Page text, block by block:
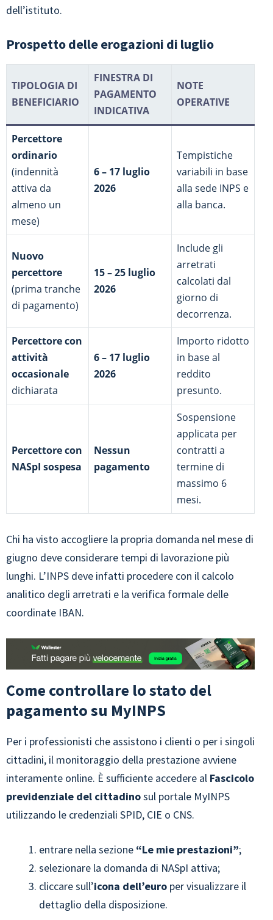
dell’istituto.
Prospetto delle erogazioni di luglio
TIPOLOGIA DI
BENEFICIARIO
FINESTRA DI
PAGAMENTO
INDICATIVA
NOTE
OPERATIVE
Percettore
ordinario
(indennità
attiva da
almeno un
mese)
6 – 17 luglio
2026
Tempistiche
variabili in base
alla sede INPS e
alla banca.
Nuovo
percettore
(prima tranche
di pagamento)
15 – 25 luglio
2026
Include gli
arretrati
calcolati dal
giorno di
decorrenza.
Percettore con
attività
occasionale
dichiarata
6 – 17 luglio
2026
Importo ridotto
in base al
reddito
presunto.
Percettore con
NASpI sospesa
Nessun
pagamento
Sospensione
applicata per
contratti a
termine di
massimo 6
mesi.
Chi ha visto accogliere la propria domanda nel mese di
giugno deve considerare tempi di lavorazione più
lunghi. L’INPS deve infatti procedere con il calcolo
analitico degli arretrati e la verifica formale delle
coordinate IBAN.
Come controllare lo stato del
pagamento su MyINPS
Per i professionisti che assistono i clienti o per i singoli
cittadini, il monitoraggio della prestazione avviene
interamente online. È sufficiente accedere al Fascicolo
previdenziale del cittadinosul portale MyINPS
utilizzando le credenziali SPID, CIE o CNS.
entrare nella sezione “Le mie prestazioni”;
selezionare la domanda di NASpI attiva;
cliccare sull’icona dell’euro per visualizzare il
dettaglio della disposizione.